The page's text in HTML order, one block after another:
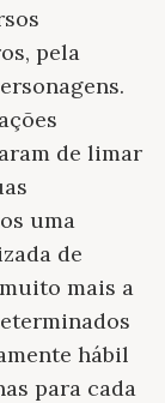
pela
de limar
uma
de
mais a
hábil
para cada